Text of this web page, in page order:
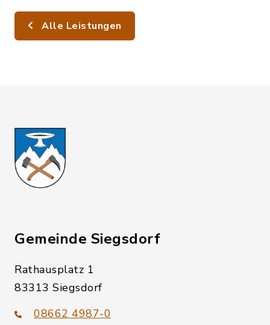
Alle Leistungen
Gemeinde Siegsdorf
Rathausplatz 1
83313 Siegsdorf
08662 4987-0